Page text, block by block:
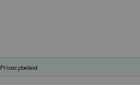
Privacybeleid